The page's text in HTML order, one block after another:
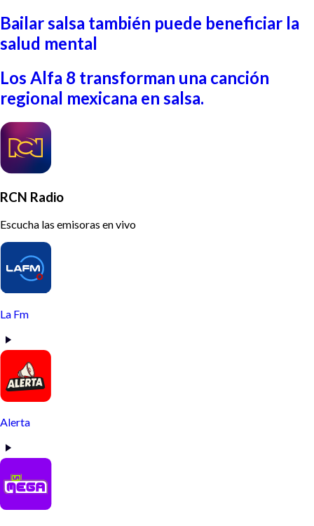
Bailar salsa también puede beneficiar la
salud mental
Los Alfa 8 transforman una canción
regional mexicana en salsa.
RCN Radio
Escucha las emisoras en vivo
La Fm
Alerta